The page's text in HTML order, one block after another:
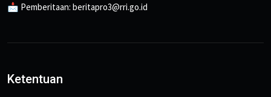
📩 Pemberitaan: beritapro3@rri.go.id
Ketentuan